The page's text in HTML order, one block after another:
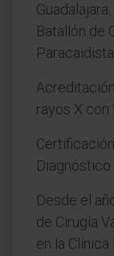
Batallón de
rayos X
Diagnóstico
Desde el
de Cirugía
en la